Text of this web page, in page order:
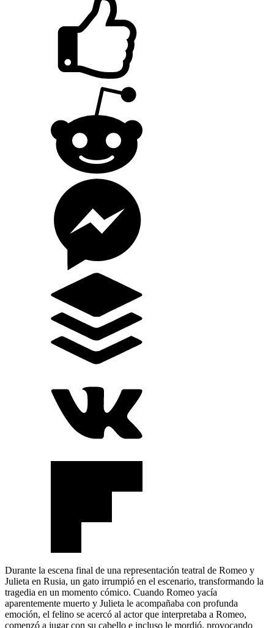
Durante la escena final de una representación teatral de Romeo y
Julieta en Rusia, un gato irrumpió en el escenario, transformando la
tragedia en un momento cómico. Cuando Romeo yacía
aparentemente muerto y Julieta le acompañaba con profunda
emoción, el felino se acercó al actor que interpretaba a Romeo,
comenzó a jugar con su cabello e incluso le mordió, provocando